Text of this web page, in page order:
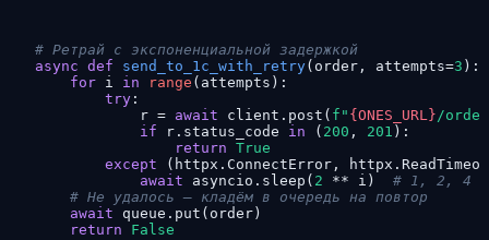
# Ретрай с экспоненциальной задержкой
async def send_to_1c_with_retry( order, attempts=3 ):
for i in range (attempts):
try :
            r =
await client.post( f" {ONES_URL}/
if r.status_code in ( 200 , 201 ):
return True
except (httpx.ConnectError,
await asyncio.sleep( 2 ** i) # 1, 2, 4
# Не удалось — кладём в очередь на повтор
await queue.put(order)
return
False